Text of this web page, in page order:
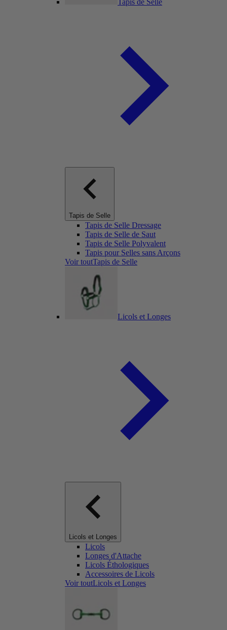
Tapis de Selle
Tapis de Selle Dressage
Tapis de Selle de Saut
Tapis de Selle Polyvalent
Tapis pour Selles sans Arçons
Voir toutTapis de Selle
Licols et Longes
Licols et Longes
Licols
Longes d'Attache
Licols Éthologiques
Accessoires de Licols
Voir toutLicols et Longes